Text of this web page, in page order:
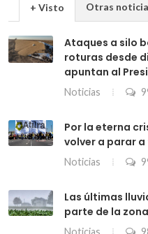
+ Visto Otras
Ataques a silo
roturas desde
apuntan al
Noticias
Por la eterna
volver a parar
Noticias
Las últimas
parte de la
Noticias